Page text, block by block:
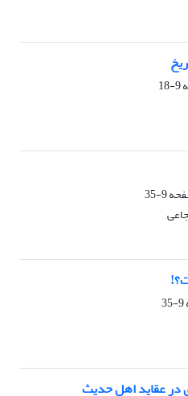
9-18
9-35
9-35
در عقاید اهل حدیث